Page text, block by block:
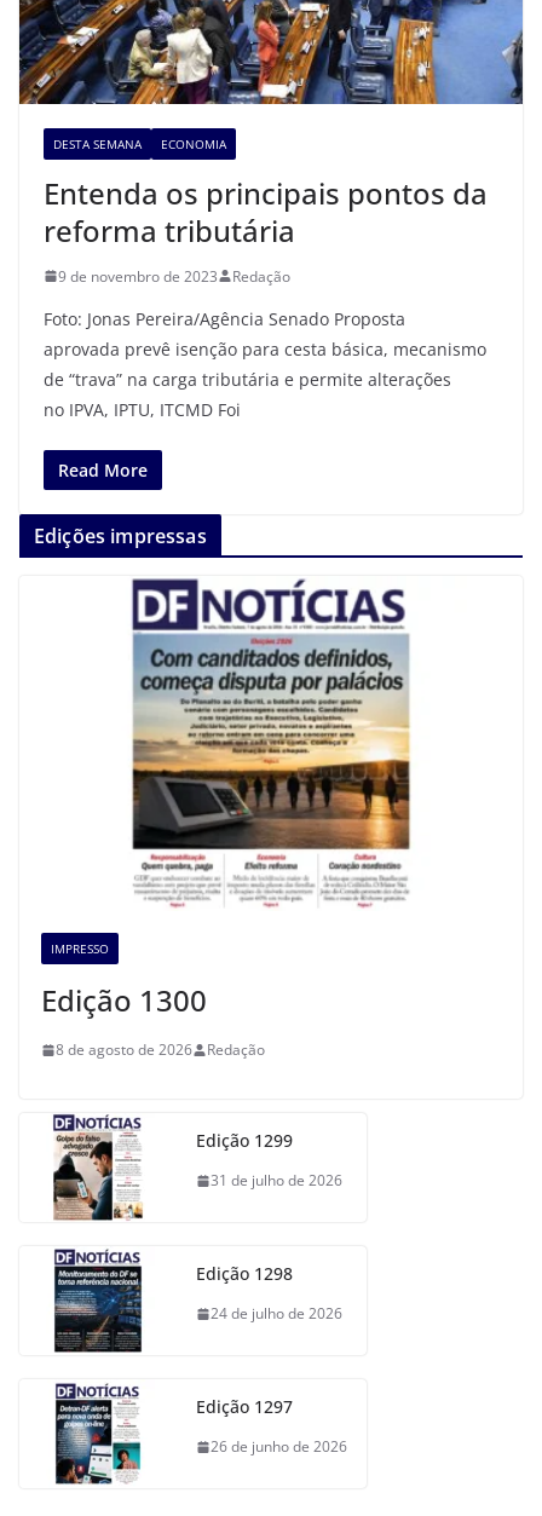
DESTA SEMANA ECONOMIA
Entenda os principais pontos da
reforma tributária
9 de novembro de 2023 Redação
Foto: Jonas Pereira/Agência Senado Proposta
aprovada prevê isenção para cesta básica, mecanismo
de “trava” na carga tributária e permite alterações
no IPVA, IPTU, ITCMD Foi
Read More
Edições impressas
IMPRESSO
Edição 1300
8 de agosto de 2026 Redação
Edição 1299
31 de julho de 2026
Edição 1298
24 de julho de 2026
Edição 1297
26 de junho de 2026